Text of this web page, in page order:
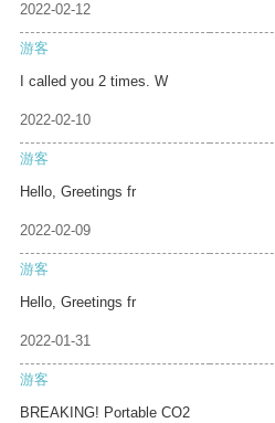
2022-02-12
游客
I called you 2 times. W
2022-02-10
游客
Hello, Greetings fr
2022-02-09
游客
Hello, Greetings fr
2022-01-31
游客
BREAKING! Portable CO2